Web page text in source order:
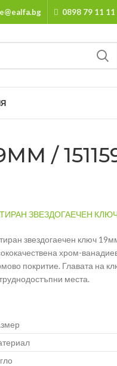
0898 79 11 11
/
ЗВЕЗДОГАЕЧЕН
звездогаечен ключ
хром-
покритие. Главата на
места.